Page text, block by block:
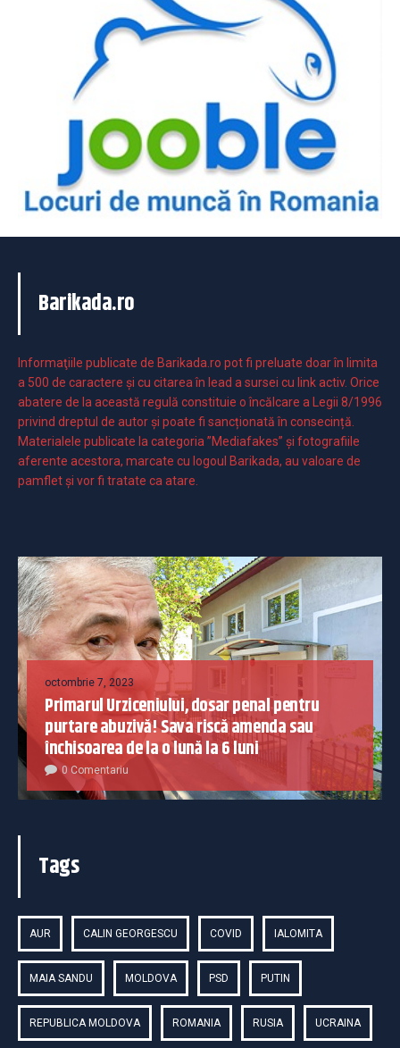
Barikada.ro
Informaţiile publicate de Barikada.ro pot fi preluate doar în limita
a 500 de caractere şi cu citarea în lead a sursei cu link activ. Orice
abatere de la această regulă constituie o încălcare a Legii 8/1996
privind dreptul de autor și poate fi sancționată în consecință.
Materialele publicate la categoria ”Mediafakes” și fotografiile
aferente acestora, marcate cu logoul Barikada, au valoare de
pamflet și vor fi tratate ca atare.
octombrie 7, 2023
Primarul Urziceniului, dosar penal pentru
purtare abuzivă! Sava riscă amenda sau
închisoarea de la o lună la 6 luni
0 Comentariu
Tags
AUR CALIN GEORGESCU COVID IALOMITA
MAIA SANDU MOLDOVA PSD PUTIN
REPUBLICA MOLDOVA ROMANIA RUSIA UCRAINA